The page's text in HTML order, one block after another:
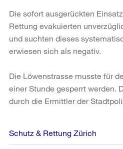
Die sofort ausgerückten
Rettung evakuierten
und suchten dieses
erwiesen sich als negativ.
Die Löwenstrasse musste für
einer Stunde gesperrt werden.
durch die Ermittler der
Weitere
Informationen
Schutz & Rettung Zürich